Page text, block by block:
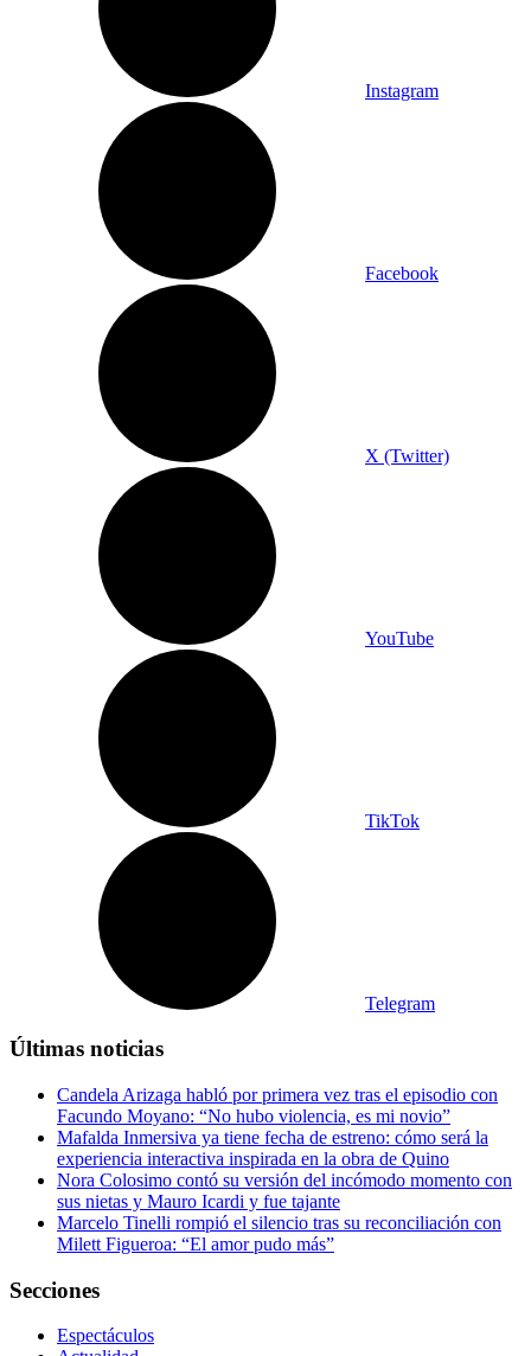
Instagram
Facebook
X (Twitter)
YouTube
TikTok
Telegram
Últimas noticias
Candela Arizaga habló por primera vez tras el episodio con
Facundo Moyano: “No hubo violencia, es mi novio”
Mafalda Inmersiva ya tiene fecha de estreno: cómo será la
experiencia interactiva inspirada en la obra de Quino
Nora Colosimo contó su versión del incómodo momento con
sus nietas y Mauro Icardi y fue tajante
Marcelo Tinelli rompió el silencio tras su reconciliación con
Milett Figueroa: “El amor pudo más”
Secciones
Espectáculos